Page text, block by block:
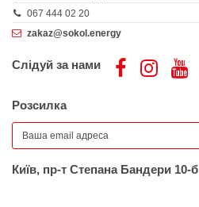
067 444 02 20
zakaz@sokol.energy
Слідуй за нами
Розсилка
Київ, пр-т Степана Бандери 10-б